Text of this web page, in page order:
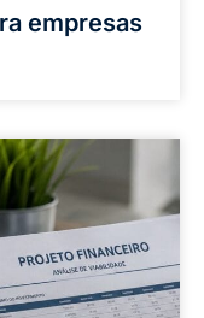
empresas